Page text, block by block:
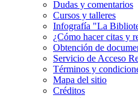
Dudas y comentarios
Cursos y talleres
Infografía "La
¿Cómo hacer citas y
Obtención de
Servicio de Acceso
Términos y
Mapa del sitio
Créditos